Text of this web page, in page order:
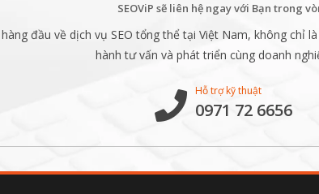
SEOViP sẽ liên hệ ngay với Bạn trong
hàng đầu về dịch vụ SEO tổng thể tại Việt Nam, không chỉ
hành tư vấn và phát triển cùng doanh
Hỗ trợ kỹ thuật
0971 72 6656